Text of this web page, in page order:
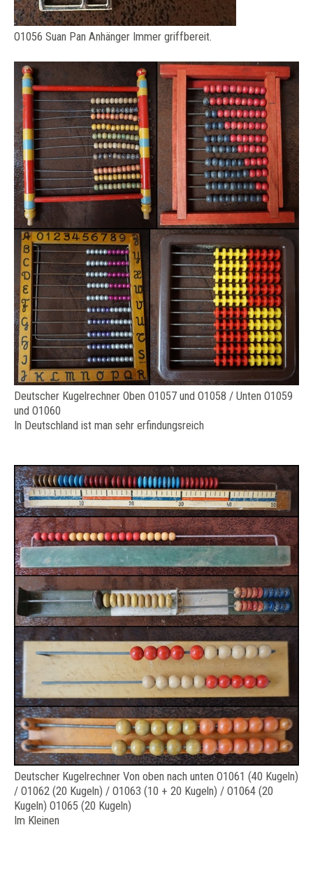
O1056 Suan Pan Anhänger Immer griffbereit.
Deutscher Kugelrechner Oben O1057 und O1058 / Unten O1059
und O1060
In Deutschland ist man sehr erfindungsreich
Deutscher Kugelrechner Von oben nach unten O1061 (40 Kugeln)
/ O1062 (20 Kugeln) / O1063 (10 + 20 Kugeln) / O1064 (20
Kugeln) O1065 (20 Kugeln)
Im Kleinen